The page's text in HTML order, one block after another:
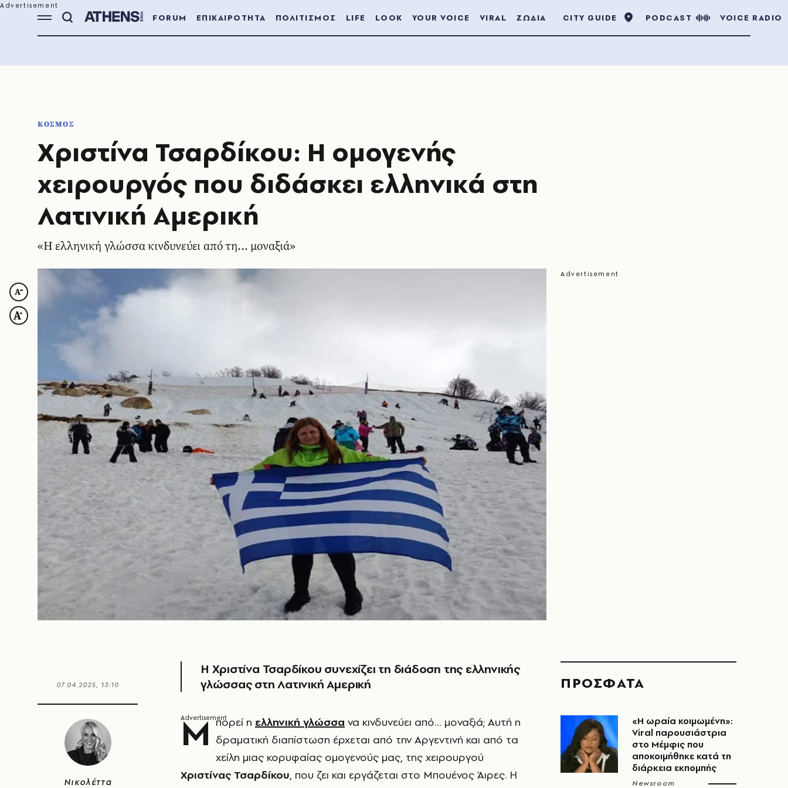
FORUM ΕΠΙΚΑΙΡΟΤΗΤΑ ΠΟΛΙΤΙΣΜΟΣ LIFE LOOK YOUR VOICE VIRAL ΖΩΔΙΑ CITY GUIDE PODCAST VOICE RADIO
ΚΟΣΜΟΣ
Χριστίνα Τσαρδίκου: Η ομογενής
χειρουργός που διδάσκει ελληνικά στη
Λατινική Αμερική
«Η ελληνική γλώσσα κινδυνεύει από τη… μοναξιά»
07.04.2025, 13:10
Νικολέττα
Η Χριστίνα Τσαρδίκου συνεχίζει τη διάδοση της ελληνικής
γλώσσας στη Λατινική Αμερική
Μ πορεί η ελληνική γλώσσα να κινδυνεύει από… μοναξιά; Αυτή η
δραματική διαπίστωση έρχεται από την Αργεντινή και από τα
χείλη μιας κορυφαίας ομογενούς μας, της χειρουργού
Χριστίνας Τσαρδίκου, που ζει και εργάζεται στο Μπουένος Άιρες. Η
ΠΡΟΣΦΑΤΑ
«H ωραία κοιμωμένη»:
Viral παρουσιάστρια
στο Μέμφις που
αποκοιμήθηκε κατά τη
διάρκεια εκπομπής
Newsroom